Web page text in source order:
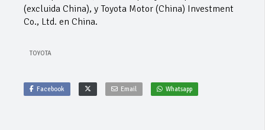
(excluida China), y Toyota Motor (China) Investment
Co., Ltd. en China.
TOYOTA
Facebook Email Whatsapp